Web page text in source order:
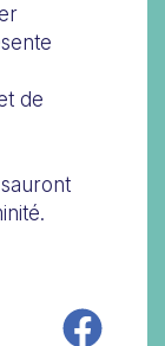
de